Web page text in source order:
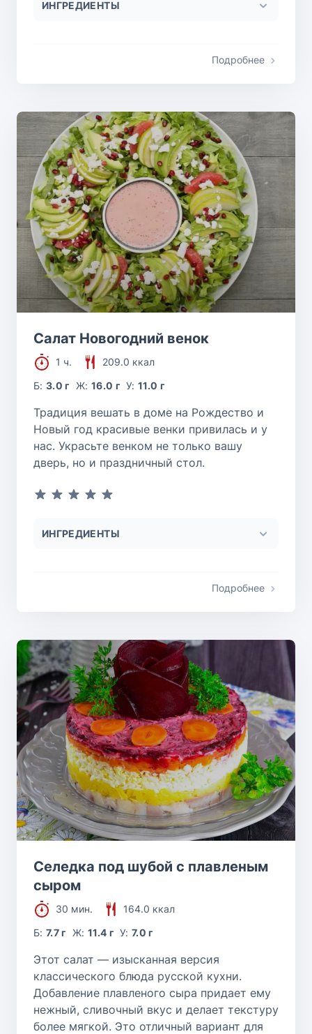
ИНГРЕДИЕНТЫ
Подробнее
Салат Новогодний венок
1 ч.
209.0 ккал
Б:3.0 г Ж: 16.0 г У:11.0 г
Традиция вешать в доме на Рождество и
Новый год красивые венки привилась и у
нас. Украсьте венком не только вашу
дверь, но и праздничный стол.
ИНГРЕДИЕНТЫ
Подробнее
Селедка под шубой с плавленым
сыром
30 мин.
164.0 ккал
Б:7.7 г Ж: 11.4 г У:7.0 г
Этот салат — изысканная версия
классического блюда русской кухни.
Добавление плавленого сыра придает ему
нежный, сливочный вкус и делает текстуру
более мягкой. Это отличный вариант для